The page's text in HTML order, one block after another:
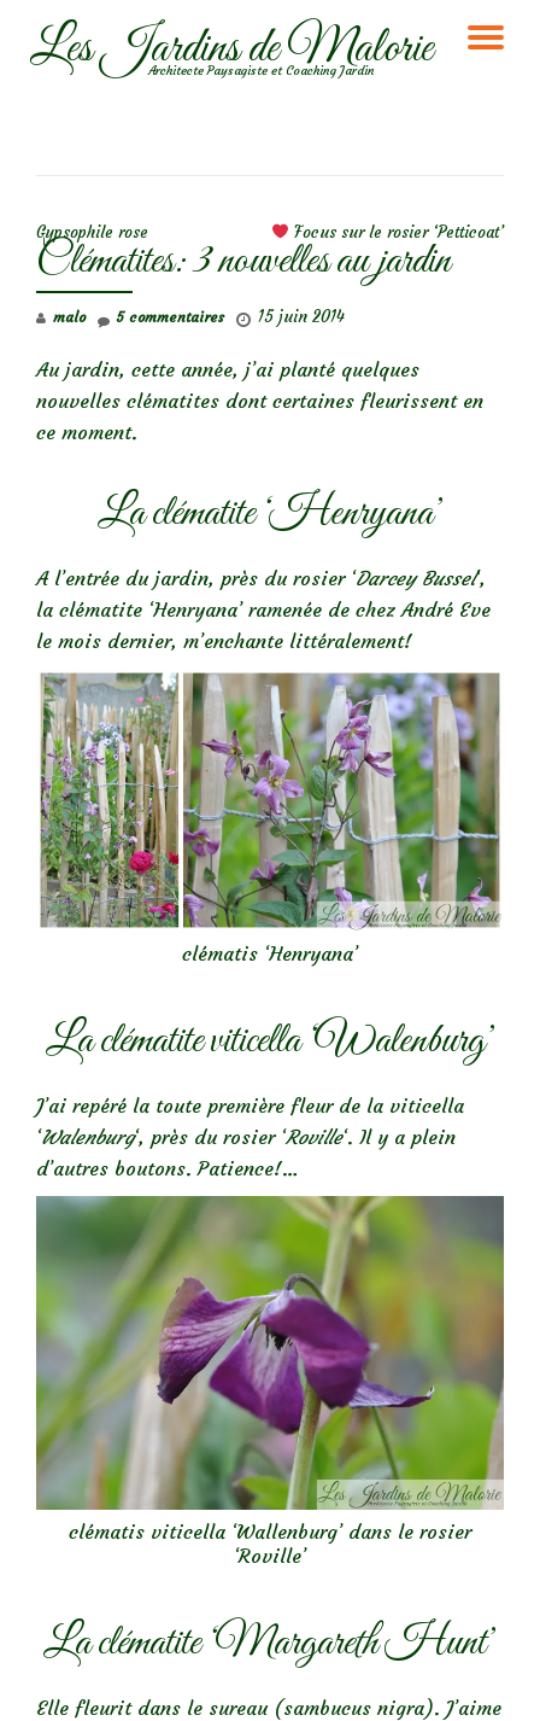
AllerLes Jardins de Malorie
Architecte Paysagiste et Coaching Jardin
Gypsophile rose Focus sur le rosier ‘Petticoat’
Clématites: 3 nouvelles au jardin
malo 15 juin 2014
5 commentaires
Au jardin, cette année, j’ai planté quelques
nouvelles clématites dont certaines fleurissent en
ce moment.
La clématite ‘Henryana’
A l’entrée du jardin, près du rosier ‘Darcey Bussel‘,
la clématite ‘Henryana’ ramenée de chez André Eve
le mois dernier, m’enchante littéralement!
clématis ‘Henryana’
La clématite viticella ‘Walenburg’
J’ai repéré la toute première fleur de la viticella
‘Walenburg‘, près du rosier ‘Roville‘. Il y a plein
d’autres boutons. Patience!…
clématis viticella ‘Wallenburg’ dans le rosier
‘Roville’
La clématite ‘Margareth Hunt’
Elle fleurit dans le sureau (sambucus nigra). J’aime